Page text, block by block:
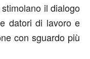
il dialogo
datori di lavoro e
con sguardo più